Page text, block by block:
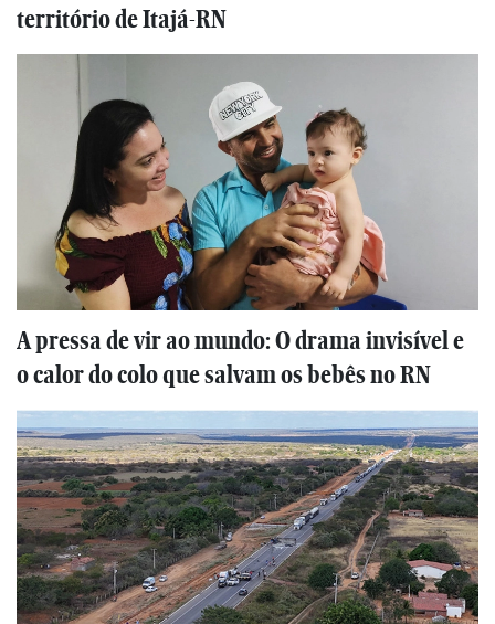
território de Itajá-RN
A pressa de vir ao mundo: O drama invisível e
o calor do colo que salvam os bebês no RN